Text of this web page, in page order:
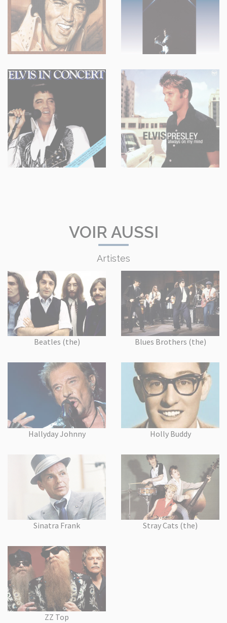
VOIR AUSSI
Artistes
Beatles (the) Blues Brothers (the)
Hallyday Johnny Holly Buddy
Sinatra Frank Stray Cats (the)
ZZ Top